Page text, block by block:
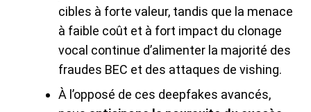
cibles à forte valeur, tandis que la menace
à faible coût et à fort impact du clonage
vocal continue d’alimenter la majorité des
fraudes BEC et des attaques de vishing.
À l’opposé de ces deepfakes avancés,